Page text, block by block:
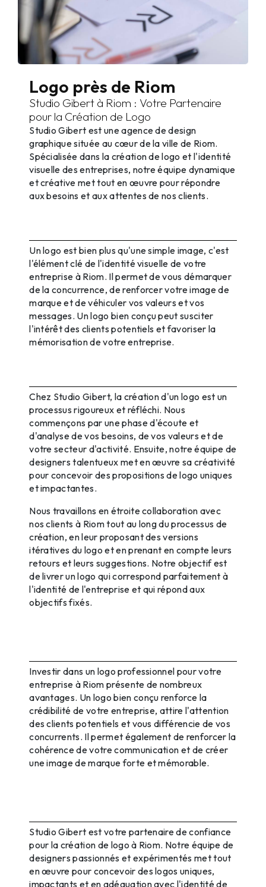
Logo près de Riom
Studio Gibert à Riom : Votre Partenaire
pour la Création de Logo
Studio Gibert est une agence de design
graphique située au cœur de la ville de Riom.
Spécialisée dans la création de logo et l'identité
visuelle des entreprises, notre équipe dynamique
et créative met tout en œuvre pour répondre
aux besoins et aux attentes de nos clients.
Un logo est bien plus qu'une simple image, c'est
l'élément clé de l'identité visuelle de votre
entreprise à Riom. Il permet de vous démarquer
de la concurrence, de renforcer votre image de
marque et de véhiculer vos valeurs et vos
messages. Un logo bien conçu peut susciter
l'intérêt des clients potentiels et favoriser la
mémorisation de votre entreprise.
Chez Studio Gibert, la création d'un logo est un
processus rigoureux et réfléchi. Nous
commençons par une phase d'écoute et
d'analyse de vos besoins, de vos valeurs et de
votre secteur d'activité. Ensuite, notre équipe de
designers talentueux met en œuvre sa créativité
pour concevoir des propositions de logo uniques
et impactantes.
Nous travaillons en étroite collaboration avec
nos clients à Riom tout au long du processus de
création, en leur proposant des versions
itératives du logo et en prenant en compte leurs
retours et leurs suggestions. Notre objectif est
de livrer un logo qui correspond parfaitement à
l'identité de l'entreprise et qui répond aux
objectifs fixés.
Investir dans un logo professionnel pour votre
entreprise à Riom présente de nombreux
avantages. Un logo bien conçu renforce la
crédibilité de votre entreprise, attire l'attention
des clients potentiels et vous différencie de vos
concurrents. Il permet également de renforcer la
cohérence de votre communication et de créer
une image de marque forte et mémorable.
Studio Gibert est votre partenaire de confiance
pour la création de logo à Riom. Notre équipe de
designers passionnés et expérimentés met tout
en œuvre pour concevoir des logos uniques,
impactants et en adéquation avec l'identité de